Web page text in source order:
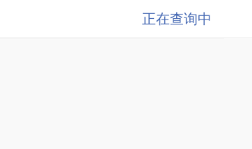
正在查询中